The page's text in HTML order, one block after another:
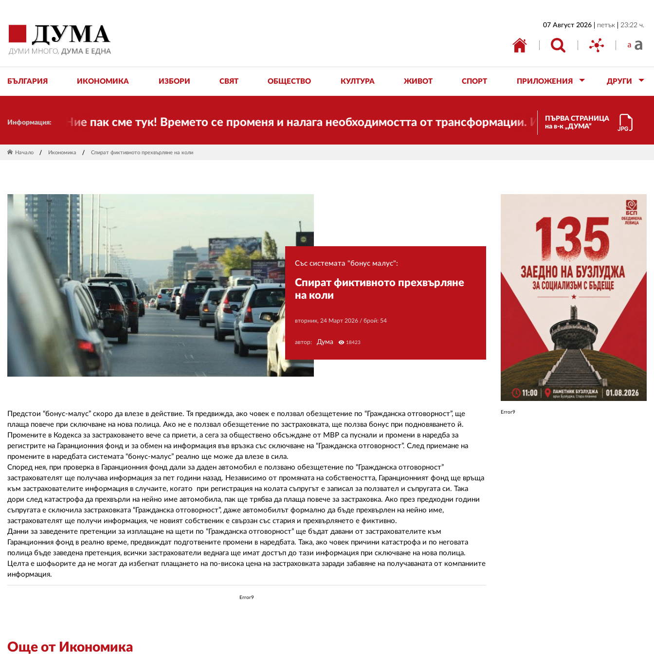
07 Август 2026 петък 23:22 ч.
БЪЛГАРИЯ ИКОНОМИКА ИЗБОРИ СВЯТ ОБЩЕСТВО КУЛТУРА ЖИВОТ СПОРТ ПРИЛОЖЕНИЯ ДРУГИ
Информация:
Ние пак сме тук! Времето се променя и налага необходимостта от трансформации. И ДУМА се променя и става
ПЪРВА СТРАНИЦА
на в-к „ДУМА“
Начало Икономика Спират фиктивното прехвърляне на коли
Със системата "бонус малус":
Спират фиктивното прехвърляне
на коли
вторник, 24 Март 2026 / брой: 54
автор: Дума visibility18423
Предстои “бонус-малус” скоро да влезе в действие. Тя предвижда, ако човек е ползвал обезщетение по “Гражданска отговорност”, ще
плаща повече при сключване на нова полица. Ако не е ползвал обезщетение по застраховката, ще ползва бонус при подновяването й.
Промените в Кодекса за застраховането вече са приети, а сега за обществено обсъждане от МВР са пуснали и промени в наредба за
регистрите на Гаранционния фонд и за обмен на информация във връзка със сключване на “Гражданска отговорност”. След приемане на
промените в наредбата системата “бонус-малус” реално ще може да влезе в сила.
Според нея, при проверка в Гаранционния фонд дали за даден автомобил е ползвано обезщетение по “Гражданска отговорност”
застрахователят ще получава информация за пет години назад. Независимо от промяната на собствеността, Гаранционният фонд ще връща
към застрахователите информация в случаите, когато при регистрация на колата съпругът е записал за ползвател и съпругата си. Така
дори след катастрофа да прехвърли на нейно име автомобила, пак ще трябва да плаща повече за застраховка. Ако през предходни години
съпругата е сключила застраховката “Гражданска отговорност”, даже автомобилът формално да бъде прехвърлен на нейно име,
застрахователят ще получи информация, че новият собственик е свързан със стария и прехвърлянето е фиктивно.
Данни за заведените претенции за изплащане на щети по “Гражданска отговорност” ще бъдат давани от застрахователите към
Гаранционния фонд в реално време, предвиждат подготвените промени в наредбата. Така, ако човек причини катастрофа и по неговата
полица бъде заведена претенция, всички застрахователи веднага ще имат достъп до тази информация при сключване на нова полица.
Целта е шофьорите да не могат да избегнат плащането на по-висока цена на застраховката заради забавяне на получаваната от компаниите
информация.
Error9
Още от Икономика
Error9
ИКОНОМИКА
ОБЩЕСТВО
АВТОРИ
РЕДАКЦИЯ
РЕКЛАМА
АБОНАМЕНТ
УСЛОВИЯ ЗА ПОЛЗВАНЕ
ПОЛИТИКА ЗА БИСКВИТКИТЕ
ПОЛИТИКАТА ЗА